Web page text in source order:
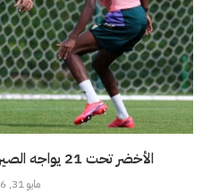
الأخضر تحت 21 يواجه الصين في افتتاح بطولة تولون
مايو 31, 2026